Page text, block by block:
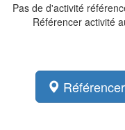
Pas de d'activité
Référencer activité